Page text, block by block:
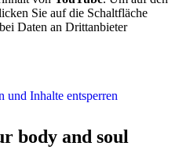
Sie auf die Schaltfläche
Daten an Drittanbieter
und Inhalte entsperren
body and soul